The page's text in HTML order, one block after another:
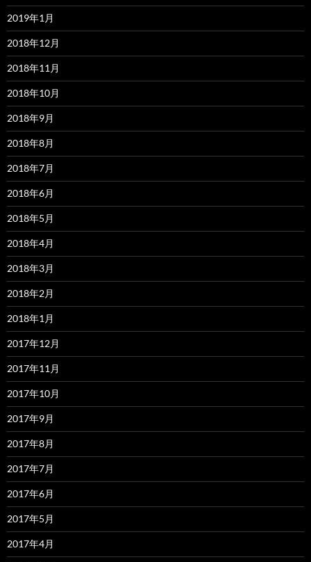
2019年1月
2018年12月
2018年11月
2018年10月
2018年9月
2018年8月
2018年7月
2018年6月
2018年5月
2018年4月
2018年3月
2018年2月
2018年1月
2017年12月
2017年11月
2017年10月
2017年9月
2017年8月
2017年7月
2017年6月
2017年5月
2017年4月